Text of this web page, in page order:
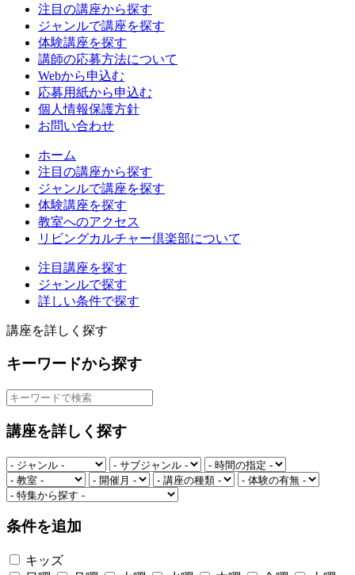
注目の講座から探す
ジャンルで講座を探す
体験講座を探す
講師の応募方法について
Webから申込む
応募用紙から申込む
個人情報保護方針
お問い合わせ
ホーム
注目の講座から探す
ジャンルで講座を探す
体験講座を探す
教室へのアクセス
リビングカルチャー倶楽部について
注目講座を探す
ジャンルで探す
詳しい条件で探す
講座を詳しく探す
キーワードから探す
講座を詳しく探す
条件を追加
キッズ